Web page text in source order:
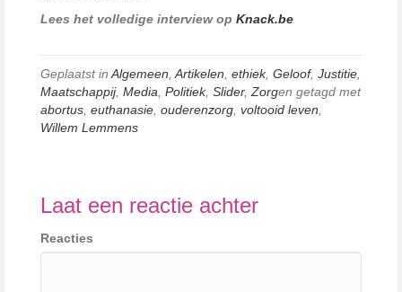
Lees het volledige interview op Knack.be
Geplaatst in Algemeen Artikelen ethiek, Geloof, Justitie
Maatschappij, Media Politiek, Slider, Zorgen getagd met
abortus euthanasie ouderenzorg voltooid leven
Willem Lemmens
Laat een reactie achter
Reacties